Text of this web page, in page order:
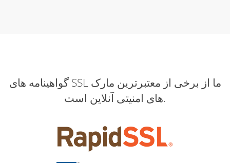
گواهینامه های SSL ما از برخی از معتبرترین مارک
های امنیتی آنلاین است.